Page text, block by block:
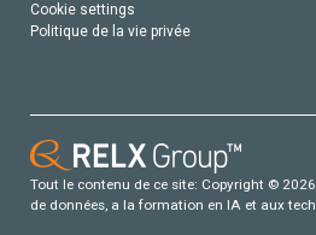
Cookie settings
Politique de la vie privée
Tout le contenu de ce site: Copyright ©
de données, a la formation en IA et aux